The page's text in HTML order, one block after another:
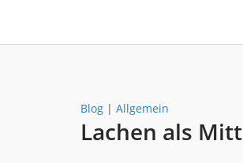
Blog | Allgemein
Lachen als